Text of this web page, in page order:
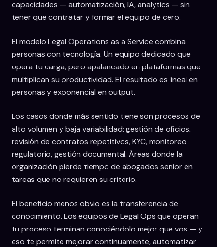
capacidades — automatización, IA, analytics — sin
tener que contratar y formar el equipo de cero.
El modelo Legal Operations as a Service combina
personas con tecnología. Un equipo dedicado que
opera tu carga, pero apalancado en plataformas que
multiplican su productividad. El resultado es lineal en
personas y exponencial en output.
Los casos donde más sentido tiene son procesos de
alto volumen y baja variabilidad: gestión de oficios,
revisión de contratos repetitivos, KYC, monitoreo
regulatorio, gestión documental. Áreas donde la
organización pierde tiempo de abogados senior en
tareas que no requieren su criterio.
El beneficio menos obvio es la transferencia de
conocimiento. Los equipos de Legal Ops que operan
tu proceso terminan conociéndolo mejor que vos — y
eso te permite mejorar continuamente, automatizar